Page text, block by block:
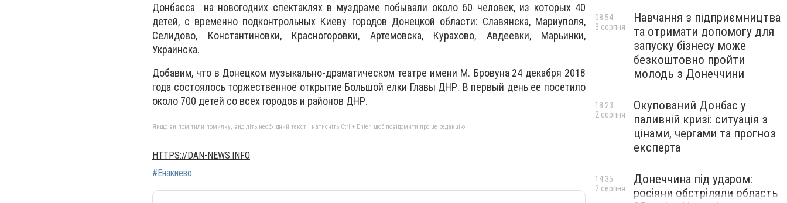
Донбасса на новогодних спектаклях в муздраме побывали около 60 человек, из которых 40
детей, с временно подконтрольных Киеву городов Донецкой области: Славянска, Мариуполя,
Селидово, Константиновки, Красногоровки, Артемовска, Курахово, Авдеевки, Марьинки,
Украинска.
Добавим, что в Донецком музыкально-драматическом театре имени М. Бровуна 24 декабря 2018
года состоялось торжественное открытие Большой елки Главы ДНР. В первый день ее посетило
около 700 детей со всех городов и районов ДНР.
Якщо ви помітили помилку, виділіть необхідний текст і натисніть Ctrl + Enter, щоб повідомити про це редакцію
HTTPS://DAN-NEWS.INFO
#Енакиево
Навчання з підприємництва
та отримати допомогу для
запуску бізнесу може
безкоштовно пройти
молодь з Донеччини
08:54
3 серпня
Окупований Донбас у
паливній кризі: ситуація з
цінами, чергами та прогноз
експерта
18:23
2 серпня
Донеччина під ударом:
росіяни обстріляли область
14:35
2 серпня